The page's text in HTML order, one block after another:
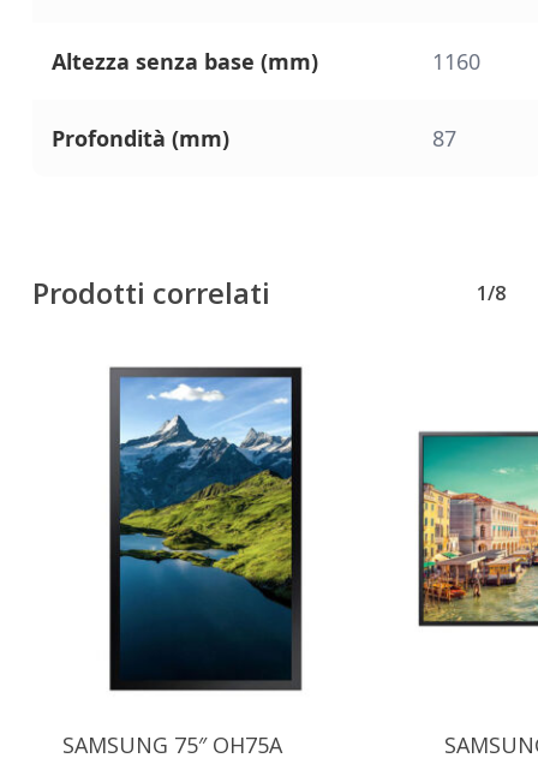
Altezza senza base (mm) 1160
Profondità (mm) 87
Prodotti correlati 1/8
SAMSUNG 75″ OH75A